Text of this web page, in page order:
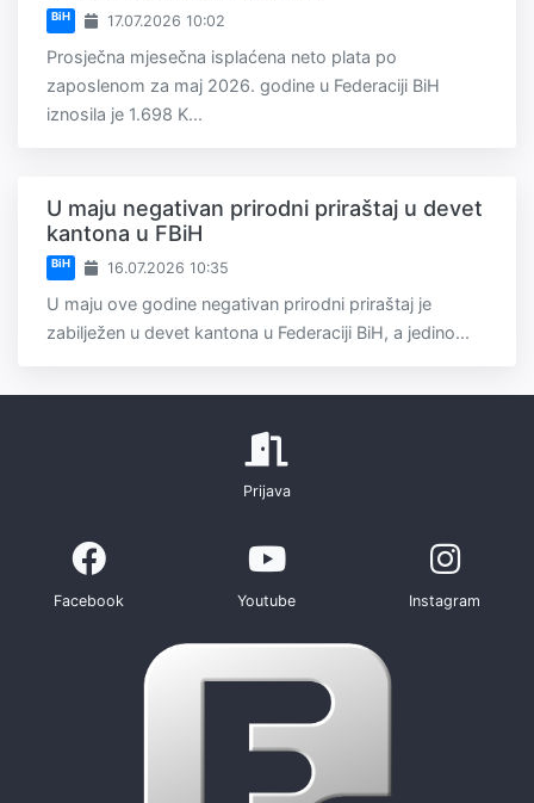
BiH 17.07.2026 10:02
Prosječna mjesečna isplaćena neto plata po
zaposlenom za maj 2026. godine u Federaciji BiH
iznosila je 1.698 K...
U maju negativan prirodni priraštaj u devet
kantona u FBiH
BiH 16.07.2026 10:35
U maju ove godine negativan prirodni priraštaj je
zabilježen u devet kantona u Federaciji BiH, a jedino...
Prijava
Facebook Youtube Instagram